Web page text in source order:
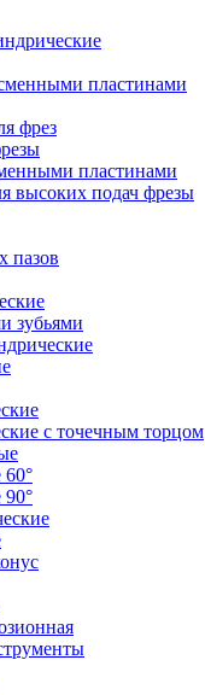
пластинами
фрез
пластинами
высоких подач фрезы
пазов
зубьями
с точечным торцом
60°
90°